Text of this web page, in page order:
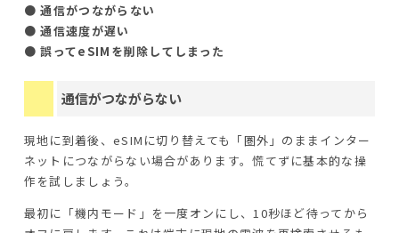
● 通信がつながらない
● 通信速度が遅い
● 誤ってeSIMを削除してしまった
通信がつながらない
現地に到着後、eSIMに切り替えても「圏外」のままインター
ネットにつながらない場合があります。慌てずに基本的な操
作を試しましょう。
最初に「機内モード」を一度オンにし、10秒ほど待ってから